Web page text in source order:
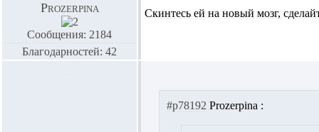
Prozerpina
Сообщения: 2184
Благодарностей: 42
Скинтесь ей на новый мозг,
#p78192 Prozerpina :